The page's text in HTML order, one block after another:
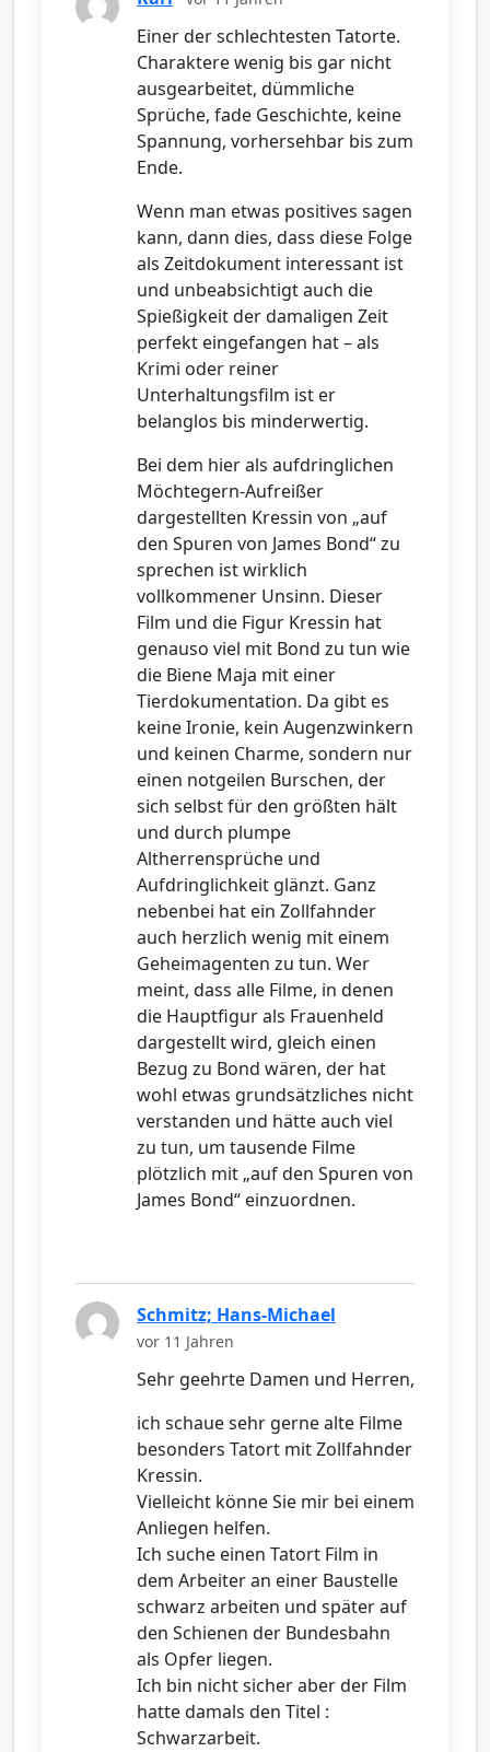
Einer der schlechtesten Tatorte.
Charaktere wenig bis gar nicht
ausgearbeitet, dümmliche
Sprüche, fade Geschichte, keine
Spannung, vorhersehbar bis zum
Ende.
Wenn man etwas positives sagen
kann, dann dies, dass diese Folge
als Zeitdokument interessant ist
und unbeabsichtigt auch die
Spießigkeit der damaligen Zeit
perfekt eingefangen hat – als
Krimi oder reiner
Unterhaltungsfilm ist er
belanglos bis minderwertig.
Bei dem hier als aufdringlichen
Möchtegern-Aufreißer
dargestellten Kressin von „auf
den Spuren von James Bond“ zu
sprechen ist wirklich
vollkommener Unsinn. Dieser
Film und die Figur Kressin hat
genauso viel mit Bond zu tun wie
die Biene Maja mit einer
Tierdokumentation. Da gibt es
keine Ironie, kein Augenzwinkern
und keinen Charme, sondern nur
einen notgeilen Burschen, der
sich selbst für den größten hält
und durch plumpe
Altherrensprüche und
Aufdringlichkeit glänzt. Ganz
nebenbei hat ein Zollfahnder
auch herzlich wenig mit einem
Geheimagenten zu tun. Wer
meint, dass alle Filme, in denen
die Hauptfigur als Frauenheld
dargestellt wird, gleich einen
Bezug zu Bond wären, der hat
wohl etwas grundsätzliches nicht
verstanden und hätte auch viel
zu tun, um tausende Filme
plötzlich mit „auf den Spuren von
James Bond“ einzuordnen.
Schmitz; Hans-Michael
vor 11 Jahren
Sehr geehrte Damen und Herren,
ich schaue sehr gerne alte Filme
besonders Tatort mit Zollfahnder
Kressin.
Vielleicht könne Sie mir bei einem
Anliegen helfen.
Ich suche einen Tatort Film in
dem Arbeiter an einer Baustelle
schwarz arbeiten und später auf
den Schienen der Bundesbahn
als Opfer liegen.
Ich bin nicht sicher aber der Film
hatte damals den Titel :
Schwarzarbeit.